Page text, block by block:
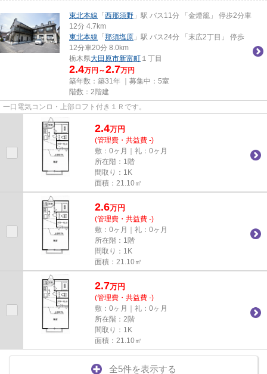
東北本線 「 西那須野 」駅 バス11分 「金燈籠」 停歩2分車
12分 4.7km
東北本線 「 那須塩原 」駅 バス24分 「末広2丁目」 停歩
12分車20分 8.0km
栃木県大田原市新富町 １丁目
2.4万円～2.7万円
築年数：築31年 ｜募集中： 5室
階数：2階建
一口電気コンロ・上部ロフト付き１Ｒです。
2.4万円
(管理費・共益費 -)
敷：0ヶ月｜礼：0ヶ月
所在階：1階
間取り：1K
面積：21.10㎡
2.6万円
(管理費・共益費 -)
敷：0ヶ月｜礼：0ヶ月
所在階：1階
間取り：1K
面積：21.10㎡
2.7万円
(管理費・共益費 -)
敷：0ヶ月｜礼：0ヶ月
所在階：2階
間取り：1K
面積：21.10㎡
全5件を表示する